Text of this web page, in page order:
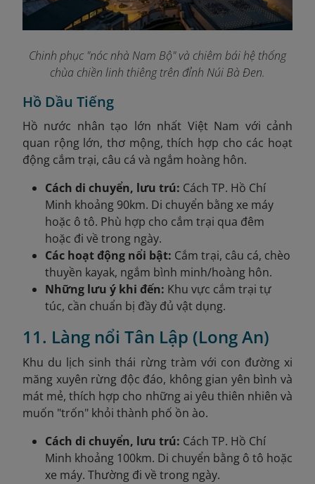
Chinh phục "nóc nhà Nam Bộ" và chiêm bái hệ thống
chùa chiền linh thiêng trên đỉnh Núi Bà Đen.
Hồ Dầu Tiếng
Hồ nước nhân tạo lớn nhất Việt Nam với cảnh
quan rộng lớn, thơ mộng, thích hợp cho các hoạt
động cắm trại, câu cá và ngắm hoàng hôn.
Cách di chuyển, lưu trú: Cách TP. Hồ Chí
Minh khoảng 90km. Di chuyển bằng xe máy
hoặc ô tô. Phù hợp cho cắm trại qua đêm
hoặc đi về trong ngày.
Các hoạt động nổi bật: Cắm trại, câu cá, chèo
thuyền kayak, ngắm bình minh/hoàng hôn.
Những lưu ý khi đến: Khu vực cắm trại tự
túc, cần chuẩn bị đầy đủ vật dụng.
11. Làng nổi Tân Lập (Long An)
Khu du lịch sinh thái rừng tràm với con đường xi
măng xuyên rừng độc đáo, không gian yên bình và
mát mẻ, thích hợp cho những ai yêu thiên nhiên và
muốn "trốn" khỏi thành phố ồn ào.
Cách di chuyển, lưu trú: Cách TP. Hồ Chí
Minh khoảng 100km. Di chuyển bằng ô tô hoặc
xe máy. Thường đi về trong ngày.